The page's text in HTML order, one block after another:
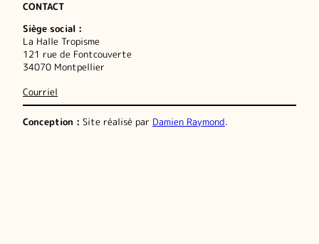
CONTACT
Siège social :
La Halle Tropisme
121 rue de Fontcouverte
34070 Montpellier
Courriel
Conception : Site réalisé par Damien Raymond.